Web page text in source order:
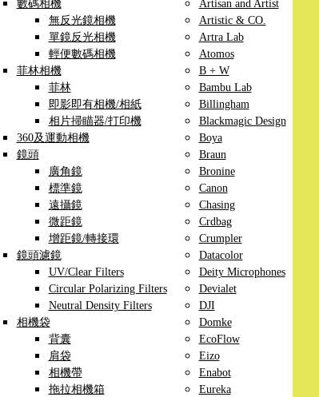
數碼相機
無反光鏡相機
單鏡反光相機
輕便數碼相機
菲林相機
菲林
即影即有相機/相紙
相片掃瞄器/打印機
360及運動相機
鏡頭
廣角鏡
標準鏡
遠攝鏡
微距鏡
增距鏡/轉接環
鏡頭濾鏡
UV/Clear Filters
Circular Polarizing Filters
Neutral Density Filters
相機袋
背囊
肩袋
相機帶
拖拉相機箱
Artisan and Artist
Artistic & CO.
Artra Lab
Atomos
B + W
Bambu Lab
Billingham
Blackmagic Design
Boya
Braun
Bronine
Canon
Chasing
Crdbag
Crumpler
Datacolor
Deity Microphones
Devialet
DJI
Domke
EcoFlow
Eizo
Enabot
Eureka